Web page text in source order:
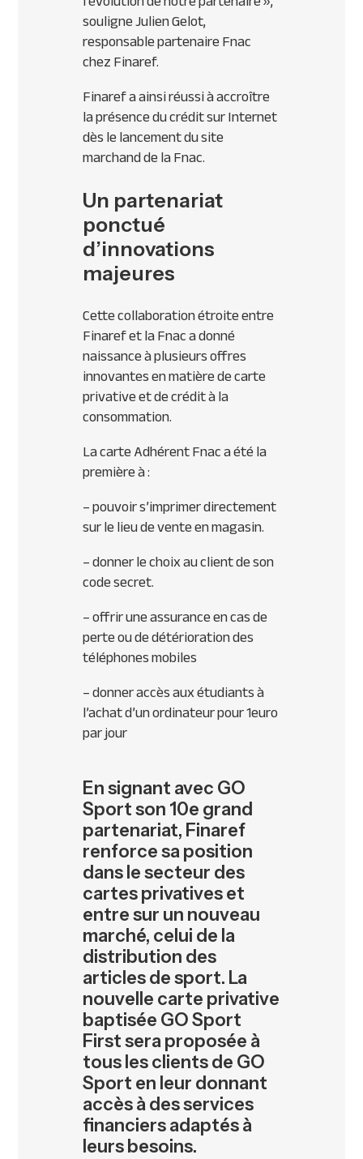
souligne Julien Gelot,
responsable partenaire Fnac
chez Finaref.
Finaref a ainsi réussi à accroître
la présence du crédit sur Internet
dès le lancement du site
marchand de la Fnac.
Un partenariat
ponctué
d’innovations
majeures
Cette collaboration étroite entre
Finaref et la Fnac a donné
naissance à plusieurs offres
innovantes en matière de carte
privative et de crédit à la
consommation.
La carte Adhérent Fnac a été la
première à :
– pouvoir s’imprimer directement
sur le lieu de vente en magasin.
– donner le choix au client de son
code secret.
– offrir une assurance en cas de
perte ou de détérioration des
téléphones mobiles
– donner accès aux étudiants à
l’achat d’un ordinateur pour 1euro
par jour
En signant avec GO
Sport son 10e grand
partenariat, Finaref
renforce sa position
dans le secteur des
cartes privatives et
entre sur un nouveau
marché, celui de la
distribution des
articles de sport. La
nouvelle carte privative
baptisée GO Sport
First sera proposée à
tous les clients de GO
Sport en leur donnant
accès à des services
financiers adaptés à
leurs besoins.